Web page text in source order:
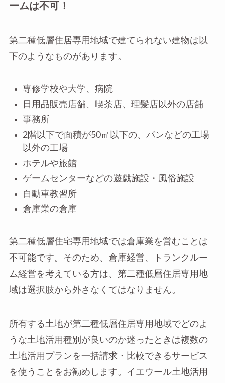
ームは不可！
第二種低層住居専用地域で建てられない建物は以
下のようなものがあります。
専修学校や大学、病院
日用品販売店舗、喫茶店、理髪店以外の店舗
事務所
2階以下で面積が50㎡以下の、パンなどの工場
以外の工場
ホテルや旅館
ゲームセンターなどの遊戯施設・風俗施設
自動車教習所
倉庫業の倉庫
第二種低層住宅専用地域では倉庫業を営むことは
不可能です。そのため、倉庫経営、トランクルー
ム経営を考えている方は、第二種低層住居専用地
域は選択肢から外さなくてはなりません。
所有する土地が第二種低層住居専用地域でどのよ
うな土地活用種別が良いのか迷ったときは複数の
土地活用プランを一括請求・比較できるサービス
を使うことをお勧めします。イエウール土地活用